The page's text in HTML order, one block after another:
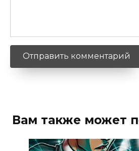
Вам также может